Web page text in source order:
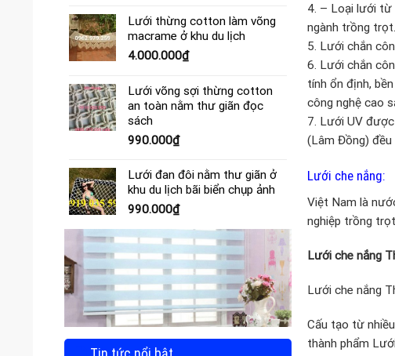
1.200.000₫.là:
1.115.000₫.
Lưới thừng cotton làm võng
macrame ở khu du lịch
4.000.000₫
Lưới võng sợi thừng cotton
an toàn nằm thư giãn đọc
sách
990.000₫
Lưới đan đôi nằm thư giãn ở
khu du lịch bãi biển chụp ảnh
990.000₫
4. – Loại lưới từ
ngành trồng trọt.
5. Lưới chắn
6. Lưới chắn
tính ổn định,
công nghệ cao
7. Lưới UV
(Lâm Đồng) đều
Lưới che nắng:
Việt Nam là
nghiệp trồng
Lưới che nắng
Lưới che nắng
Cấu tạo từ
thành phẩm